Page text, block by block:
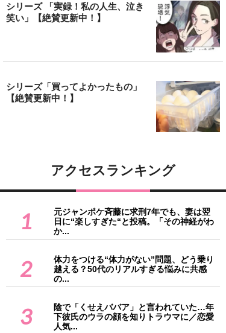
シリーズ 「実録！私の人生、泣き
笑い」【絶賛更新中！】
シリーズ「買ってよかったもの」
【絶賛更新中！】
アクセスランキング
1
元ジャンポケ斉藤に求刑7年でも、妻は翌
日に“楽しすぎた“と投稿。「その神経がわ
か...
2
体力をつける“体力がない”問題、どう乗り
越える？50代のリアルすぎる悩みに共感
の...
3
陰で「くせえババア」と言われていた…年
下彼氏のウラの顔を知りトラウマに／恋愛
人気...